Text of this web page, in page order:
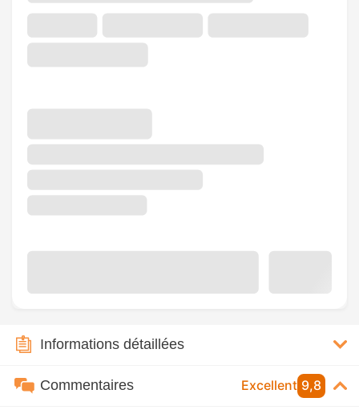
Informations détaillées
Commentaires Excellent 9,8